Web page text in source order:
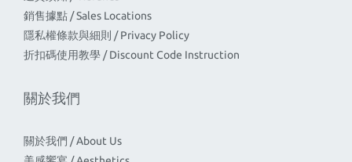
銷售據點 / Sales Locations
隱私權條款與細則 / Privacy Policy
折扣碼使用教學 / Discount Code Instruction
關於我們
關於我們 / About Us